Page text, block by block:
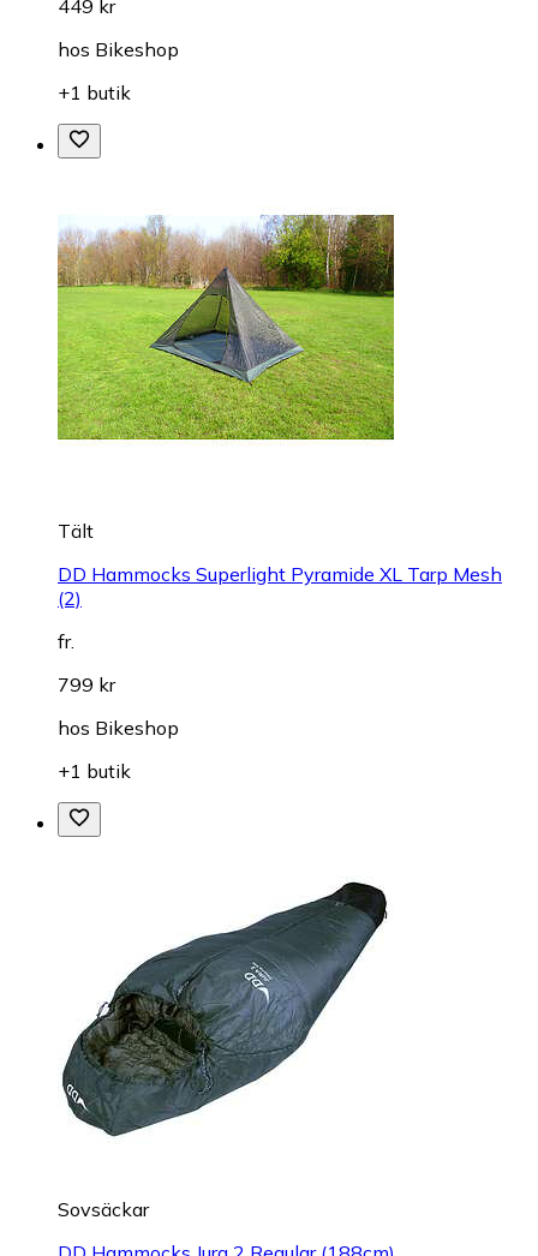
449 kr
hos Bikeshop
+1 butik
Tält
DD Hammocks Superlight Pyramide XL Tarp Mesh
(2)
fr.
799 kr
hos Bikeshop
+1 butik
Sovsäckar